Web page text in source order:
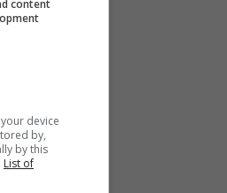
content
device
by,
by this
List of